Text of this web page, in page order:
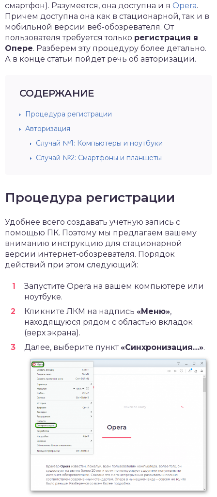
смартфон). Разумеется, она доступна и в Opera.
Причем доступна она как в стационарной, так и в
мобильной версии веб-обозревателя. От
пользователя требуется только регистрация в
Опере. Разберем эту процедуру более детально.
А в конце статьи пойдет речь об авторизации.
СОДЕРЖАНИЕ
Процедура регистрации
Авторизация
Случай №1: Компьютеры и ноутбуки
Случай №2: Смартфоны и планшеты
Процедура регистрации
Удобнее всего создавать учетную запись с
помощью ПК. Поэтому мы предлагаем вашему
вниманию инструкцию для стационарной
версии интернет-обозревателя. Порядок
действий при этом следующий:
Запустите Opera на вашем компьютере или
ноутбуке.
Кликните ЛКМ на надпись «Меню»,
находящуюся рядом с областью вкладок
(верх экрана).
Далее, выберите пункт«Синхронизация…».